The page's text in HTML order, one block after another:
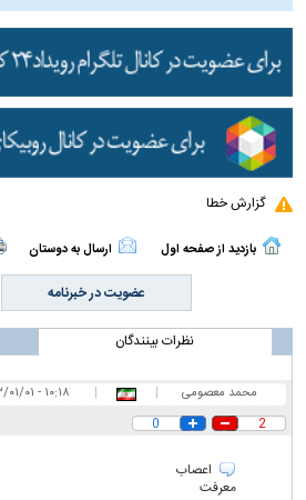
گزارش خطا
بازدید از صفحه اول ارسال به دوستان
عضویت در خبرنامه
نظرات بینندگان
محمد معصومی |
|
۱۰:۱۸ - ۱۴۰۳/۰۱/۰۱
2
0
اعصاب
معرفت